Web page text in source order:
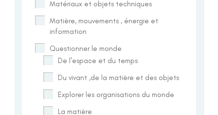
Matériaux et objets techniques
Matière, mouvements , énergie et
information
Questionner le monde
De l'espace et du temps
Du vivant ,de la matière et des objets
Explorer les organisations du monde
La matière